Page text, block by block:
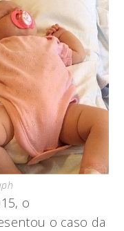
o
o caso da